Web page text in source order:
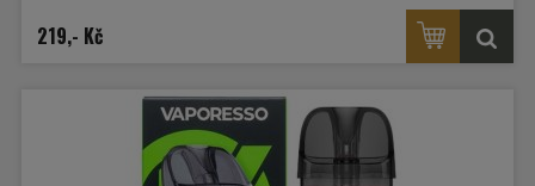
219,- Kč